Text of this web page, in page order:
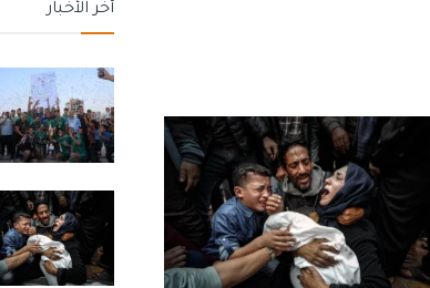
أخر الأخبار